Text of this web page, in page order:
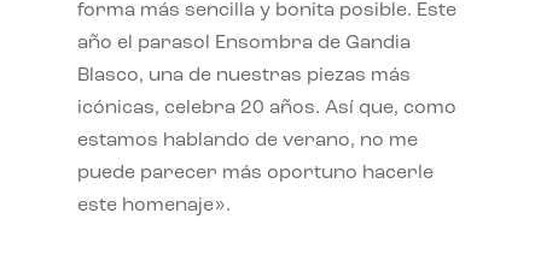
forma más sencilla y bonita posible. Este
año el parasol Ensombra de Gandia
Blasco, una de nuestras piezas más
icónicas, celebra 20 años. Así que, como
estamos hablando de verano, no me
puede parecer más oportuno hacerle
este homenaje».